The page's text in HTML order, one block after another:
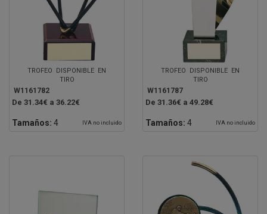
TROFEO DISPONIBLE EN
TIRO
W1161782
De 31.34€ a 36.22€
Tamaños: 4 IVA no incluido
TROFEO DISPONIBLE EN
TIRO
W1161787
De 31.36€ a 49.28€
Tamaños: 4 IVA no incluido